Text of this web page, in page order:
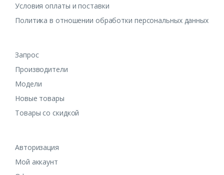
Условия оплаты и поставки
Политика в отношении обработки персональных данных
Запрос
Производители
Модели
Новые товары
Товары со скидкой
Авторизация
Мой аккаунт